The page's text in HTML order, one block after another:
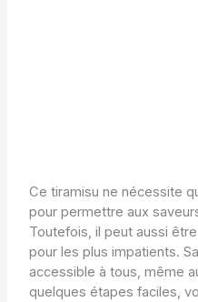
Ce tiramisu ne nécessite
pour permettre aux
Toutefois, il peut aussi
pour les plus impatients.
accessible à tous, même
quelques étapes faciles,